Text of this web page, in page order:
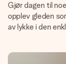
Gjør dagen til
opplev gleden
av lykke i den